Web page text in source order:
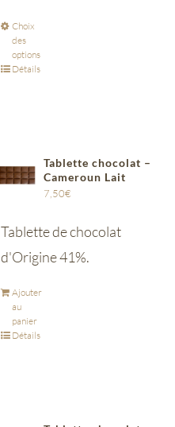
Choix
des
options
Détails
Tablette chocolat –
Cameroun Lait
7,50€
Tablette de chocolat
d'Origine 41%.
Ajouter
au
panier
Détails